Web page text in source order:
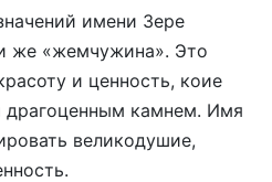
имени Зере
же «жемчужина». Это
и ценность, коие
драгоценным камнем. Имя
великодушие,